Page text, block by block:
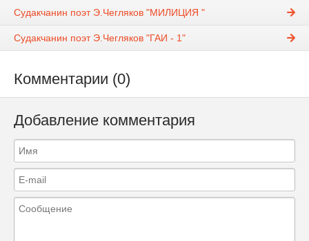
Судакчанин поэт Э.Чегляков "МИЛИЦИЯ "
Судакчанин поэт Э.Чегляков "ГАИ - 1"
Комментарии (0)
Добавление комментария